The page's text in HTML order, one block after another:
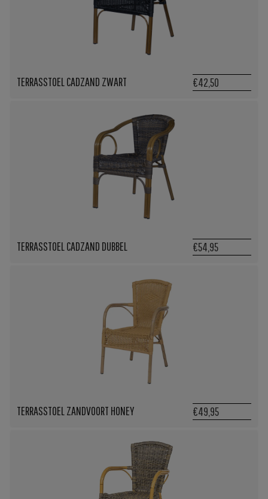
TERRASSTOEL CADZAND ZWART €42,50
TERRASSTOEL CADZAND DUBBEL €54,95
TERRASSTOEL ZANDVOORT HONEY €49,95